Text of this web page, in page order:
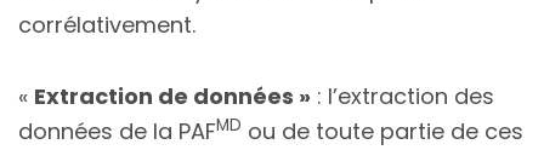
corrélativement.
« Extraction de données » : l’extraction des
données de la PAFMD ou de toute partie de ces